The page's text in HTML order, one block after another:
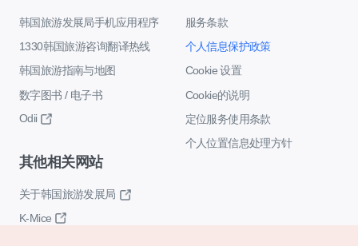
韩国旅游发展局手机应用程序
1330韩国旅游咨询翻译热线
韩国旅游指南与地图
数字图书 / 电子书
Odii
服务条款
个人信息保护政策
Cookie 设置
Cookie的说明
定位服务使用条款
个人位置信息处理方针
其他相关网站
关于韩国旅游发展局
K-Mice